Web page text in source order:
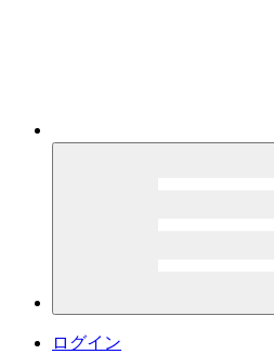
ログイン